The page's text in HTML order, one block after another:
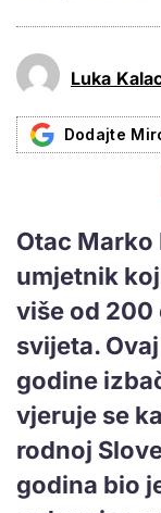
Luka
Dodajte
Otac Marko
umjetnik
više od 200
svijeta.
godine
vjeruje se
rodnoj
godina bio